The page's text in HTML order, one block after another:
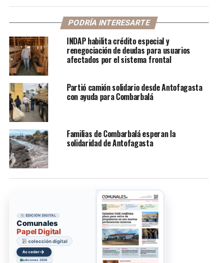
PODRÍA INTERESARTE
INDAP habilita crédito especial y
renegociación de deudas para usuarios
afectados por el sistema frontal
Partió camión solidario desde Antofagasta
con ayuda para Combarbalá
Familias de Combarbalá esperan la
solidaridad de Antofagasta
EDICIÓN DIGITAL
Comunales
Papel Digital
colección digital
Acceder→
ediciones 2026